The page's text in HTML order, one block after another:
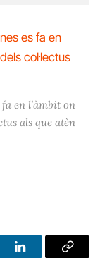
en l’àmbit on
als que atèn
LinkedInCopy